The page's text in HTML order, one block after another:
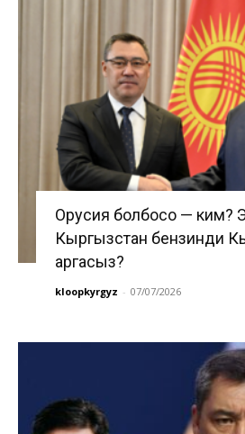
Орусия болбосо — ким?
Кыргызстан бензинди
аргасыз?
kloopkyrgyz - 07/07/2026